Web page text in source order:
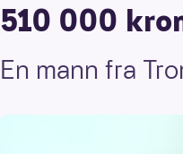
510 000
En mann fra